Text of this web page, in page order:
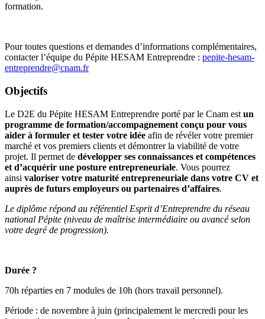
formation.
Pour toutes questions et demandes d’informations complémentaires,
contacter l’équipe du Pépite HESAM Entreprendre : pepite-hesam-
entreprendre@cnam.fr
Objectifs
Le D2E du Pépite HESAM Entreprendre porté par le Cnam est un
programme de formation/accompagnement conçu pour vous
aider à formuler et tester votre idée afin de révéler votre premier
marché et vos premiers clients et démontrer la viabilité de votre
projet. Il permet de développer ses connaissances et compétences
et d’acquérir une posture entrepreneuriale. Vous pourrez
ainsi valoriser votre maturité entrepreneuriale dans votre CV et
auprès de futurs employeurs ou partenaires d’affaires.
Le diplôme répond au référentiel Esprit d’Entreprendre du réseau
national Pépite (niveau de maîtrise intermédiaire ou avancé selon
votre degré de progression).
Durée ?
70h réparties en 7 modules de 10h (hors travail personnel).
Période : de novembre à juin (principalement le mercredi pour les